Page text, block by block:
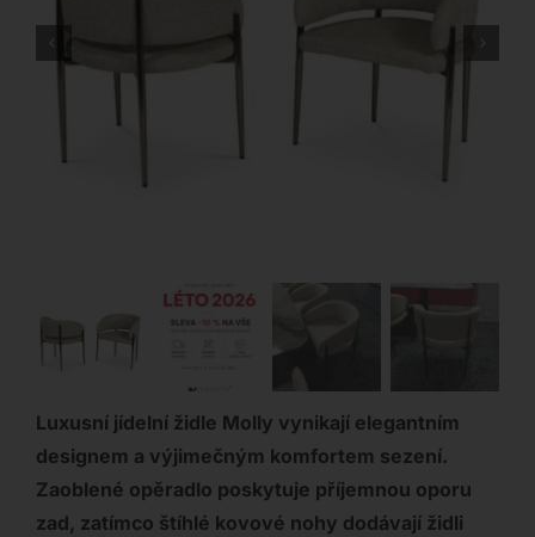
Luxusní jídelní židle Molly vynikají elegantním
designem a výjimečným komfortem sezení.
Zaoblené opěradlo poskytuje příjemnou oporu
zad, zatímco štíhlé kovové nohy dodávají židli